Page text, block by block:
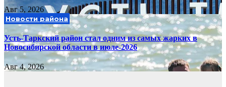
Авг 5, 2026
Новости района
Усть-Таркский район стал одним из самых жарких в
Новосибирской области в июле-2026
Авг 4, 2026